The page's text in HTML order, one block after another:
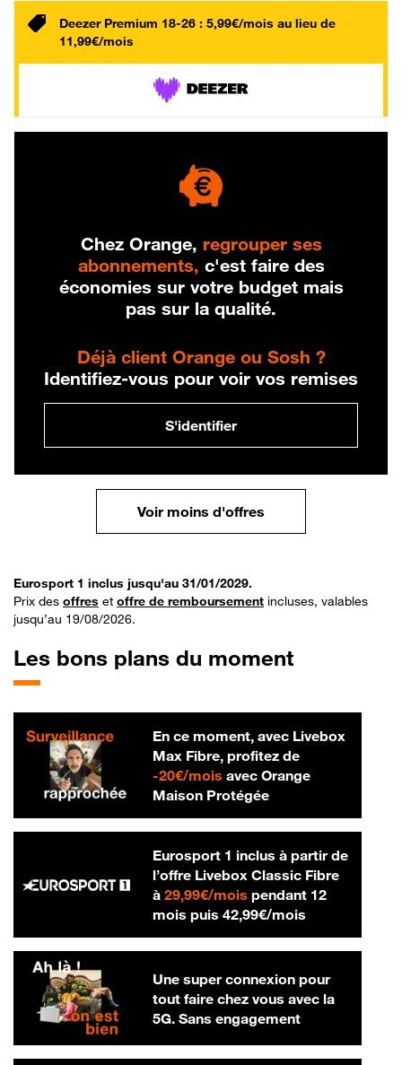
Deezer Premium 18-26 : 5,99€/mois au lieu de
11,99€/mois
Chez Orange, regrouper ses
abonnements, c'est faire des
économies sur votre budget mais
pas sur la qualité.
Déjà client Orange ou Sosh ?
Identifiez-vous pour voir vos remises
S'identifier
Voir moins d'offres
Eurosport 1 inclus jusqu'au 31/01/2029.
Prix des offres et offre de remboursement incluses, valables
jusqu’au 19/08/2026.
Les bons plans du moment
En ce moment, avec Livebox
Max Fibre, profitez de
-20€/mois20 € par mois
avec Orange
Maison Protégée
Eurosport 1 inclus à partir de
l’offre Livebox Classic Fibre
à 29,99€/mois29,99 € par mois
pendant 12
mois puis 42,99€/mois42,99 € par
Une super connexion pour
tout faire chez vous avec la
5G. Sans engagement